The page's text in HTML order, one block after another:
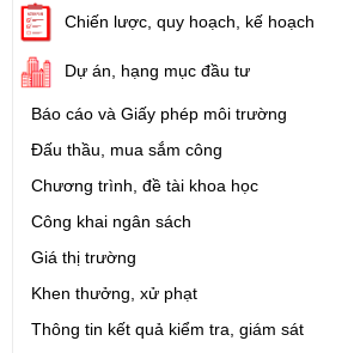
Chiến lược, quy hoạch, kế hoạch
Dự án, hạng mục đầu tư
Báo cáo và Giấy phép môi trường
Đấu thầu, mua sắm công
Chương trình, đề tài khoa học
Công khai ngân sách
Giá thị trường
Khen thưởng, xử phạt
Thông tin kết quả kiểm tra, giám sát